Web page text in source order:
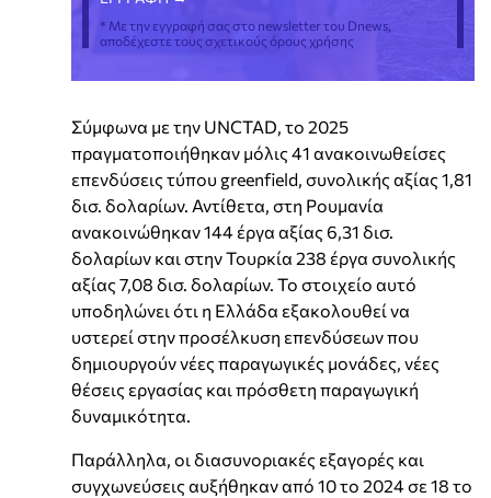
* Με την εγγραφή σας στο newsletter του Dnews,
αποδέχεστε τους σχετικούς όρους χρήσης
Σύμφωνα με την UNCTAD, το 2025
πραγματοποιήθηκαν μόλις 41 ανακοινωθείσες
επενδύσεις τύπου greenfield, συνολικής αξίας 1,81
δισ. δολαρίων. Αντίθετα, στη Ρουμανία
ανακοινώθηκαν 144 έργα αξίας 6,31 δισ.
δολαρίων και στην Τουρκία 238 έργα συνολικής
αξίας 7,08 δισ. δολαρίων. Το στοιχείο αυτό
υποδηλώνει ότι η Ελλάδα εξακολουθεί να
υστερεί στην προσέλκυση επενδύσεων που
δημιουργούν νέες παραγωγικές μονάδες, νέες
θέσεις εργασίας και πρόσθετη παραγωγική
δυναμικότητα.
Παράλληλα, οι διασυνοριακές εξαγορές και
συγχωνεύσεις αυξήθηκαν από 10 το 2024 σε 18 το